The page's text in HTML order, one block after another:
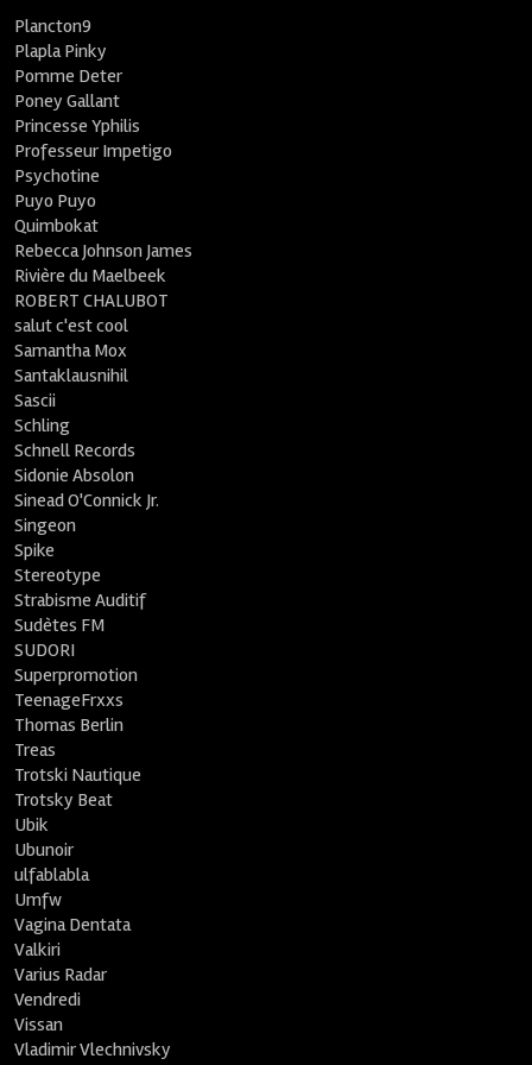
Plancton9
Plapla Pinky
Pomme Deter
Poney Gallant
Princesse Yphilis
Professeur Impetigo
Psychotine
Puyo Puyo
Quimbokat
Rebecca Johnson James
Rivière du Maelbeek
ROBERT CHALUBOT
salut c'est cool
Samantha Mox
Santaklausnihil
Sascii
Schling
Schnell Records
Sidonie Absolon
Sinead O'Connick Jr.
Singeon
Spike
Stereotype
Strabisme Auditif
Sudètes FM
SUDORI
Superpromotion
TeenageFrxxs
Thomas Berlin
Treas
Trotski Nautique
Trotsky Beat
Ubik
Ubunoir
ulfablabla
Umfw
Vagina Dentata
Valkiri
Varius Radar
Vendredi
Vissan
Vladimir Vlechnivsky